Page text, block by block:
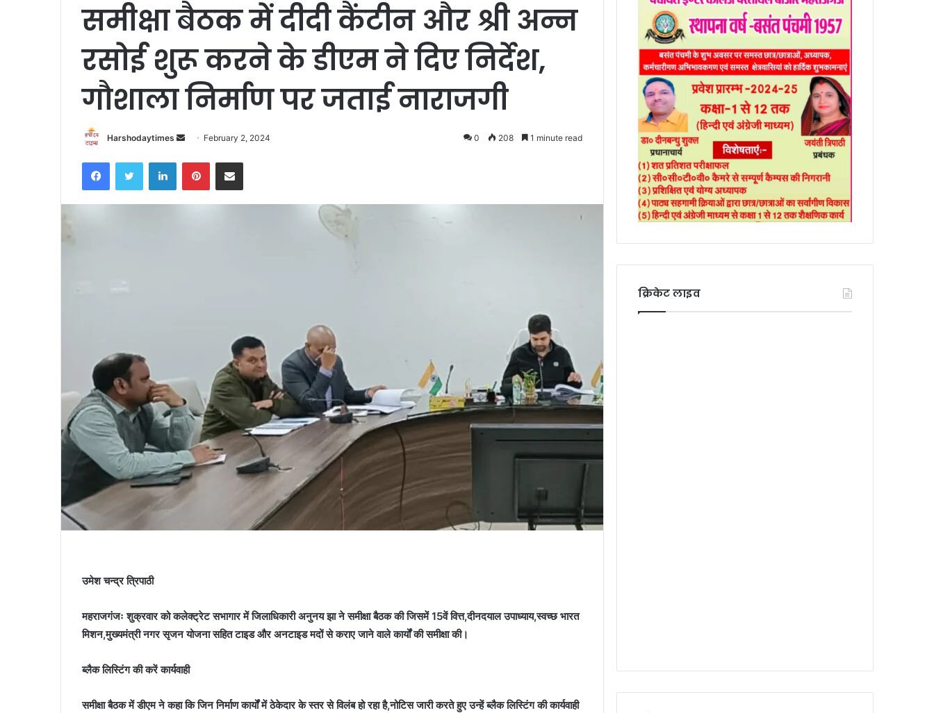
समीक्षा बैठक में दीदी कैंटीन और श्री अन्न
रसोई शुरू करने के डीएम ने दिए निर्देश,
गौशाला निर्माण पर जताई नाराजगी
Harshodaytimes
Send
email
February 2, 2024 0 208 1 minute read
FacebookTwitter LinkedInPinterestShare via Email
उमेश चन्द्र त्रिपाठी
महराजगंजः शुक्रवार को कलेक्ट्रेट सभागार में जिलाधिकारी अनुनय झा ने समीक्षा बैठक की जिसमें 15वें वित्त,दीनदयाल उपाध्याय,स्वच्छ भारत
मिशन,मुख्यमंत्री नगर सृजन योजना सहित टाइड और अनटाइड मदों से कराए जाने वाले कार्यों की समीक्षा की।
ब्लैक लिस्टिंग की करें कार्यवाही
समीक्षा बैठक में डीएम ने कहा कि जिन निर्माण कार्यों में ठेकेदार के स्तर से विलंब हो रहा है,नोटिस जारी करते हुए उन्हें ब्लैक लिस्टिंग की कार्यवाही
क्रिकेट लाइव